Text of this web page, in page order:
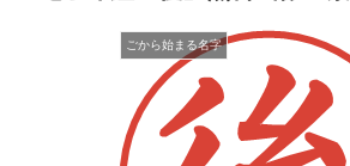
ごから始まる名字